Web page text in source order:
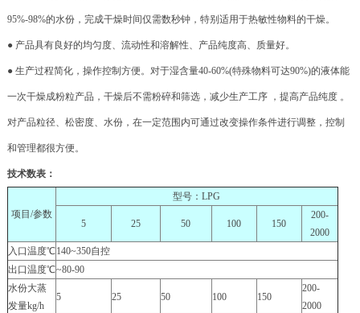
95%-98%的水份，完成干燥时间仅需数秒钟，特别适用于热敏性物料的干燥。
● 产品具有良好的均匀度、流动性和溶解性、产品纯度高、质量好。
● 生产过程简化，操作控制方便。对于湿含量40-60%(特殊物料可达90%)的液体能
一次干燥成粉粒产品，干燥后不需粉碎和筛选，减少生产工序 ，提高产品纯度 。
对产品粒径、松密度、水份，在一定范围内可通过改变操作条件进行调整，控制
和管理都很方便。
技术数表：
项目/参数
型号：LPG
5 25 50 100 150
200-
2000
入口温度℃140~350自控
出口温度℃~80-90
水份大蒸
发量kg/h
5 25 50 100 150
200-
2000